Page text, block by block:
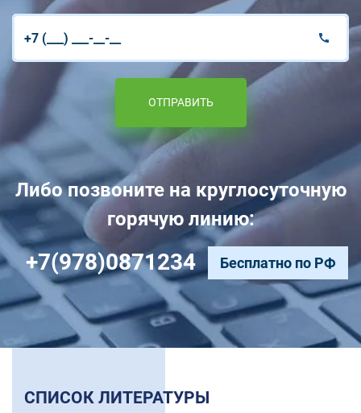
ОТПРАВИТЬ
Либо позвоните на круглосуточную
горячую линию:
+7(978)0871234 Бесплатно по РФ
СПИСОК ЛИТЕРАТУРЫ